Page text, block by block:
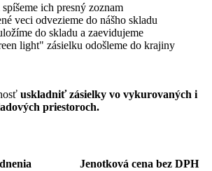
ich presný zoznam
veci odvezieme do nášho skladu
do skladu a zaevidujeme
light" zásielku odošleme do krajiny
uskladniť zásielky vo vykurovaných i
priestoroch.
Jenotková cena bez DPH